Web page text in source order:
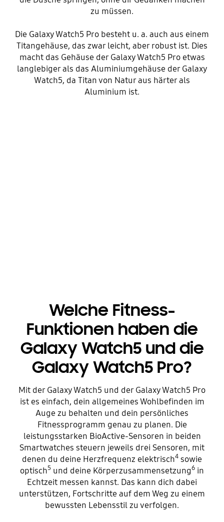
zu müssen.
Die Galaxy Watch5 Pro besteht u. a. auch aus einem
Titangehäuse, das zwar leicht, aber robust ist. Dies
macht das Gehäuse der Galaxy Watch5 Pro etwas
langlebiger als das Aluminiumgehäuse der Galaxy
Watch5, da Titan von Natur aus härter als
Aluminium ist.
Welche Fitness-
Funktionen haben die
Galaxy Watch5 und die
Galaxy Watch5 Pro?
Mit der Galaxy Watch5 und der Galaxy Watch5 Pro
ist es einfach, dein allgemeines Wohlbefinden im
Auge zu behalten und dein persönliches
Fitnessprogramm genau zu planen. Die
leistungsstarken BioActive-Sensoren in beiden
Smartwatches steuern jeweils drei Sensoren, mit
denen du deine Herzfrequenz elektrisch4 sowie
optisch5 und deine Körperzusammensetzung6 in
Echtzeit messen kannst. Das kann dich dabei
unterstützen, Fortschritte auf dem Weg zu einem
bewussten Lebensstil zu verfolgen.